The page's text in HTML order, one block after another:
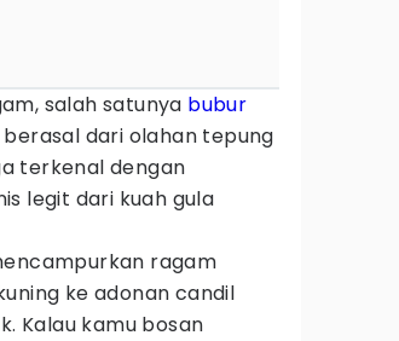
salah satunya bubur
dari olahan tepung
terkenal dengan
legit dari kuah gula
ragam
ke adonan candil
Kalau kamu bosan